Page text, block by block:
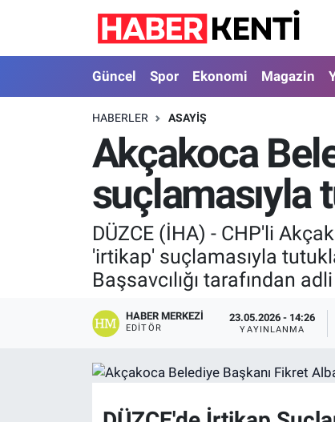
Güncel Spor Ekonomi Magazin
HABERLER ASAYIŞ
Akçakoca
suçlamasıyla
DÜZCE (İHA) - CHP'li
'irtikap' suçlamasıyla
Başsavcılığı tarafından
HABER MERKEZI
EDITÖR
23.05.2026 - 14:26
YAYINLANMA
Güncel
Spor
Ekonomi
Magazin
Nöbetçi Eczaneler
Hava Durumu
İstanbul Namaz Vakitleri
Trafik Durumu
Süper Lig Puan Durumu ve Fikstür
Tüm Manşetler
Son Dakika Haberleri